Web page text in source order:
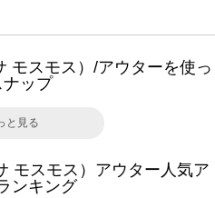
モスモス）/アウターを使っ
ナップ
と見る
モスモス）アウター人気ア
ンキング